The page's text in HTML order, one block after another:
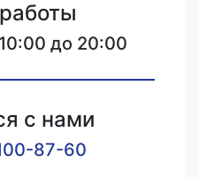
до 20:00
с нами
87-60